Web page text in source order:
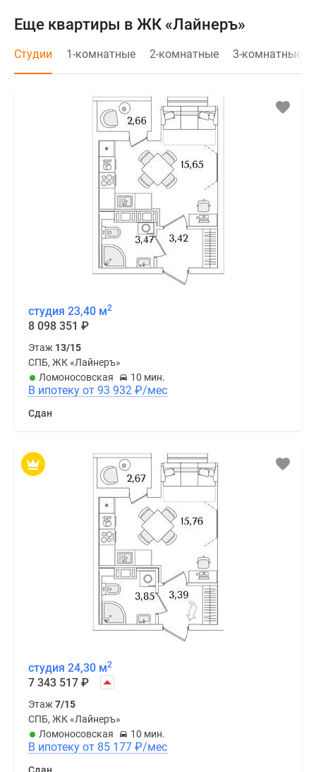
Еще квартиры в ЖК «Лайнеръ»
Студии 1-комнатные 2-комнатные 3-комнатные
студия 23,40 м2
8 098 351 ₽
Этаж 13/15
СПБ, ЖК «Лайнеръ»
Ломоносовская
10 мин.
В ипотеку от 93 932 ₽/мес
Сдан
студия 24,30 м2
7 343 517 ₽
Этаж7/15
СПБ, ЖК «Лайнеръ»
Ломоносовская
10 мин.
В ипотеку от 85 177 ₽/мес